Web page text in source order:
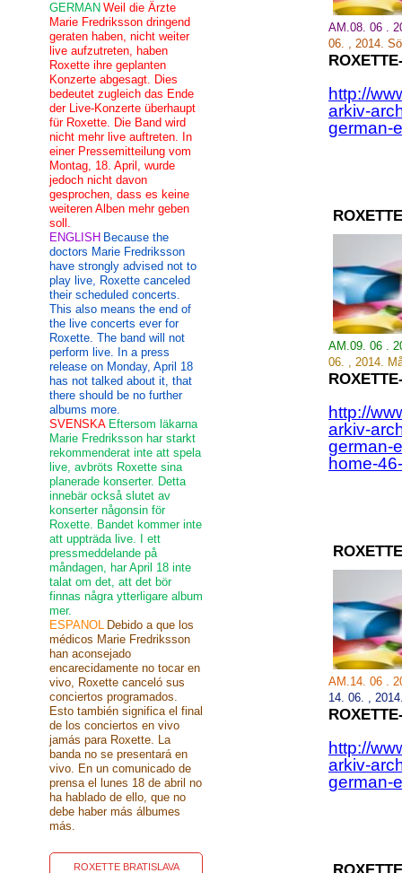
AM.08. 06 .
06. , 2014.
http://
arkiv-
german-
AM.09. 06 .
06. , 2014.
http://
arkiv-
german-
home-
AM.14. 06 .
14. 06. ,
http://
arkiv-
german-
GERMAN Weil die Ärzte
Marie Fredriksson dringend
geraten haben, nicht weiter
live aufzutreten, haben
Roxette ihre geplanten
Konzerte abgesagt. Dies
bedeutet zugleich das Ende
der Live-Konzerte überhaupt
für Roxette. Die Band wird
nicht mehr live auftreten. In
einer Pressemitteilung vom
Montag, 18. April, wurde
jedoch nicht davon
gesprochen, dass es keine
weiteren Alben mehr geben
soll.
ENGLISH Because the
doctors Marie Fredriksson
have strongly advised not to
play live, Roxette canceled
their scheduled concerts.
This also means the end of
the live concerts ever for
Roxette. The band will not
perform live. In a press
release on Monday, April 18
has not talked about it, that
there should be no further
albums more.
SVENSKA Eftersom läkarna
Marie Fredriksson har starkt
rekommenderat inte att spela
live, avbröts Roxette sina
planerade konserter. Detta
innebär också slutet av
konserter någonsin för
Roxette. Bandet kommer inte
att uppträda live. I ett
pressmeddelande på
måndagen, har April 18 inte
talat om det, att det bör
finnas några ytterligare album
mer.
ESPANOL Debido a que los
médicos Marie Fredriksson
han aconsejado
encarecidamente no tocar en
vivo, Roxette canceló sus
conciertos programados.
Esto también significa el final
de los conciertos en vivo
jamás para Roxette. La
banda no se presentará en
vivo. En un comunicado de
prensa el lunes 18 de abril no
ha hablado de ello, que no
debe haber más álbumes
más.
ROXETTE BRATISLAVA